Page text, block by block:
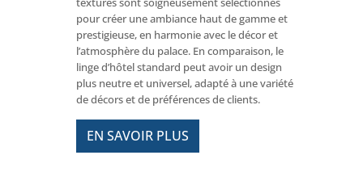
pour créer une ambiance haut de gamme et
prestigieuse, en harmonie avec le décor et
l’atmosphère du palace. En comparaison, le
linge d’hôtel standard peut avoir un design
plus neutre et universel, adapté à une variété
de décors et de préférences de clients.
EN SAVOIR PLUS